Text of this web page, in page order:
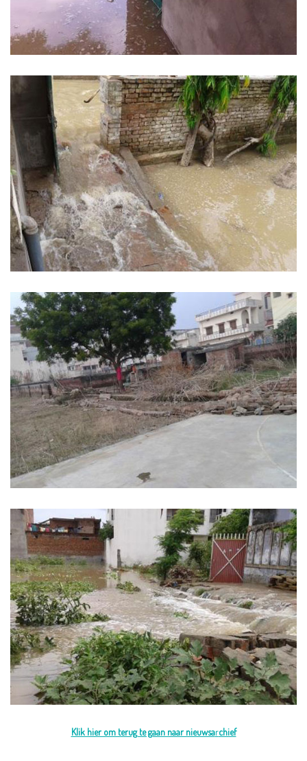
Klik hier om terug te gaan naar nieuwsarchief